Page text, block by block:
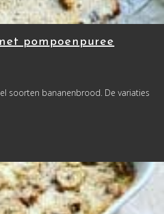
pompoenpuree
soorten bananenbrood. De variaties
met pompoenpuree